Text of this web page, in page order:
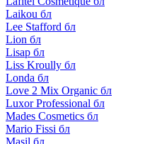
Laikou бл
Lee Stafford бл
Lion бл
Lisap бл
Liss Kroully бл
Londa бл
Love 2 Mix Organic бл
Luxor Professional бл
Mades Cosmetics бл
Mario Fissi бл